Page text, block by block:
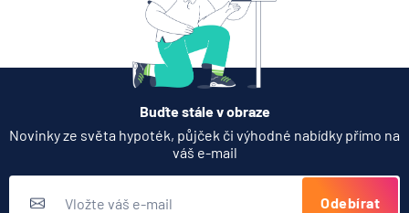
Bankovní záruka
Tepelné čerpadlo
Buďte stále v obraze
Novinky ze světa hypoték, půjček či výhodné nabídky přímo na
váš e-mail
Odebírat